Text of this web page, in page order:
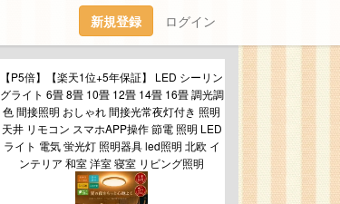
新規登録 ログイン
【P5倍】【楽天1位+5年保証】 LED シーリン
グライト 6畳 8畳 10畳 12畳 14畳 16畳 調光調
色 間接照明 おしゃれ 間接光常夜灯付き 照明
天井 リモコン スマホAPP操作 節電 照明 LED
ライト 電気 蛍光灯 照明器具 led照明 北欧 イ
ンテリア 和室 洋室 寝室 リビング照明